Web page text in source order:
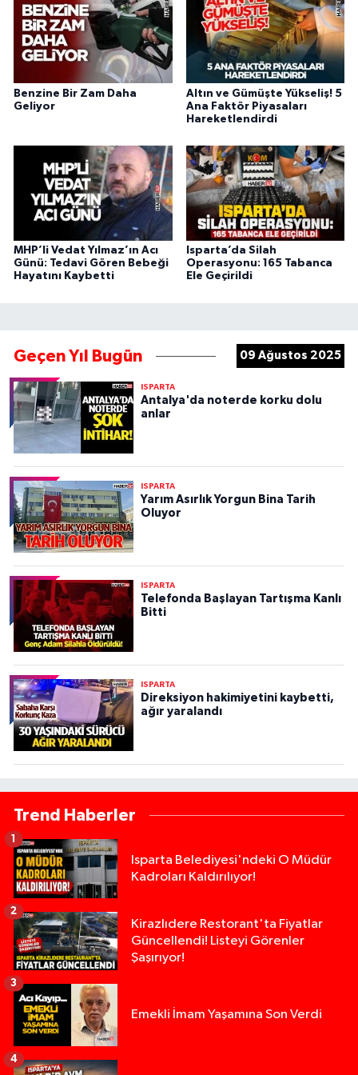
Benzine Bir Zam Daha
Geliyor
Altın ve Gümüşte Yükseliş! 5
Ana Faktör Piyasaları
Hareketlendirdi
MHP’li Vedat Yılmaz’ın Acı
Günü: Tedavi Gören Bebeği
Hayatını Kaybetti
Isparta’da Silah
Operasyonu: 165 Tabanca
Ele Geçirildi
Geçen Yıl Bugün 09 Ağustos 2025
ISPARTA
Antalya'da noterde korku dolu
anlar
ISPARTA
Yarım Asırlık Yorgun Bina Tarih
Oluyor
ISPARTA
Telefonda Başlayan Tartışma Kanlı
Bitti
ISPARTA
Direksiyon hakimiyetini kaybetti,
ağır yaralandı
Trend Haberler
Isparta Belediyesi'ndeki O Müdür
Kadroları Kaldırılıyor!
1
Kirazlıdere Restorant'ta Fiyatlar
Güncellendi! Listeyi Görenler
Şaşırıyor!
2
Emekli İmam Yaşamına Son Verdi
3
4